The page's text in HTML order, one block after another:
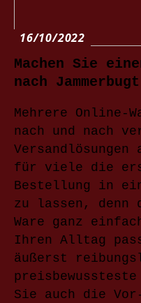
16/10/2022
Machen Sie
nach Jammerbugt
Mehrere Online-
nach und nach
für viele die
Bestellung in
zu lassen, denn
Ware ganz
Ihren Alltag
äußerst
preisbewussteste
Sie auch die